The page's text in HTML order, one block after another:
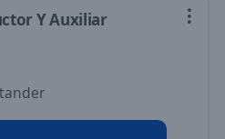
Y Auxiliar